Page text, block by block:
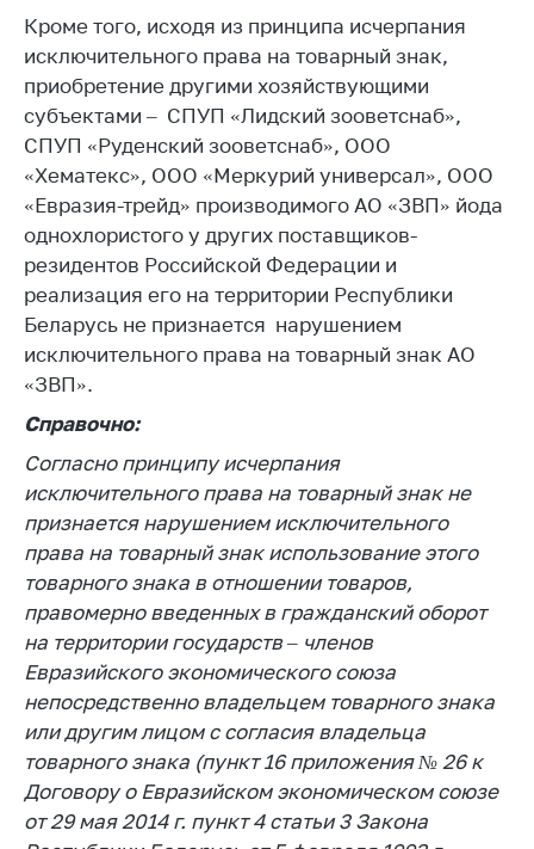
работы
Приемная
Министра
Горячая линия
Пресс-служба
Вышестоящий
государственный
орган
Важное на сайте
Сообщить о росте
цен
Ценообразование
на лекарственные
средства, изделия
медицинского
назначения и
медицинскую
технику
Решение Комиссии
по установлению
факта нарушения
(отсутствия)
нарушения
антимонопольного
законодательства
Предостережения и
Кроме того, исходя из принципа исчерпания
исключительного права на товарный знак,
приобретение другими хозяйствующими
субъектами – СПУП «Лидский зооветснаб»,
СПУП «Руденский зооветснаб», ООО
«Хематекс», ООО «Меркурий универсал», ООО
«Евразия-трейд» производимого АО «ЗВП» йода
однохлористого у других поставщиков-
резидентов Российской Федерации и
реализация его на территории Республики
Беларусь не признается нарушением
исключительного права на товарный знак АО
«ЗВП».
Справочно:
Согласно принципу исчерпания
исключительного права на товарный знак не
признается нарушением исключительного
права на товарный знак использование этого
товарного знака в отношении товаров,
правомерно введенных в гражданский оборот
на территории государств – членов
Евразийского экономического союза
непосредственно владельцем товарного знака
или другим лицом с согласия владельца
товарного знака (пункт 16 приложения № 26 к
Договору о Евразийском экономическом союзе
от 29 мая 2014 г. пункт 4 статьи 3 Закона